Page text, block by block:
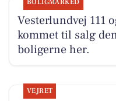
BOLIGMARKED
Vesterlundvej 111
kommet til salg
boligerne her.
VEJRET